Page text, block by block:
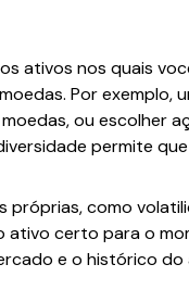
ativos nos quais
Por
ou escolher
permite
como
ativo certo para o
e o histórico